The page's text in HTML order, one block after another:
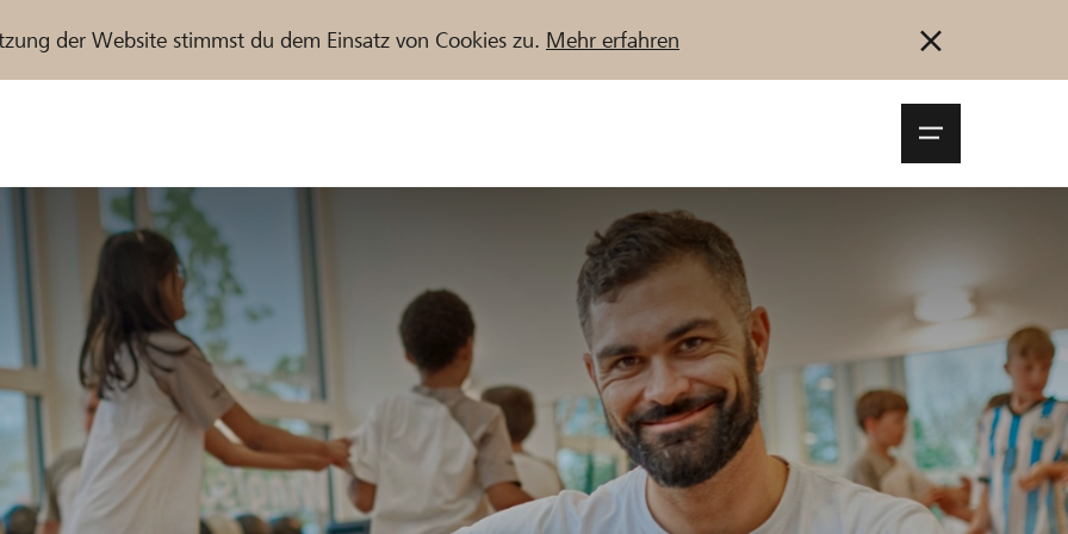
der Website stimmst du dem Einsatz von Cookies zu. Mehr erfahren
/ Raiffeisenbank Anmelden
Jetzt starten